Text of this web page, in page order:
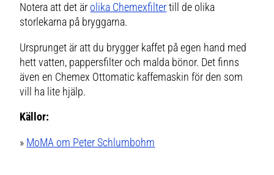
Notera att det är olika Chemexfilter till de olika
storlekarna på bryggarna.
Ursprunget är att du brygger kaffet på egen hand med
hett vatten, pappersfilter och malda bönor. Det finns
även en Chemex Ottomatic kaffemaskin för den som
vill ha lite hjälp.
Källor:
» MoMA om Peter Schlumbohm